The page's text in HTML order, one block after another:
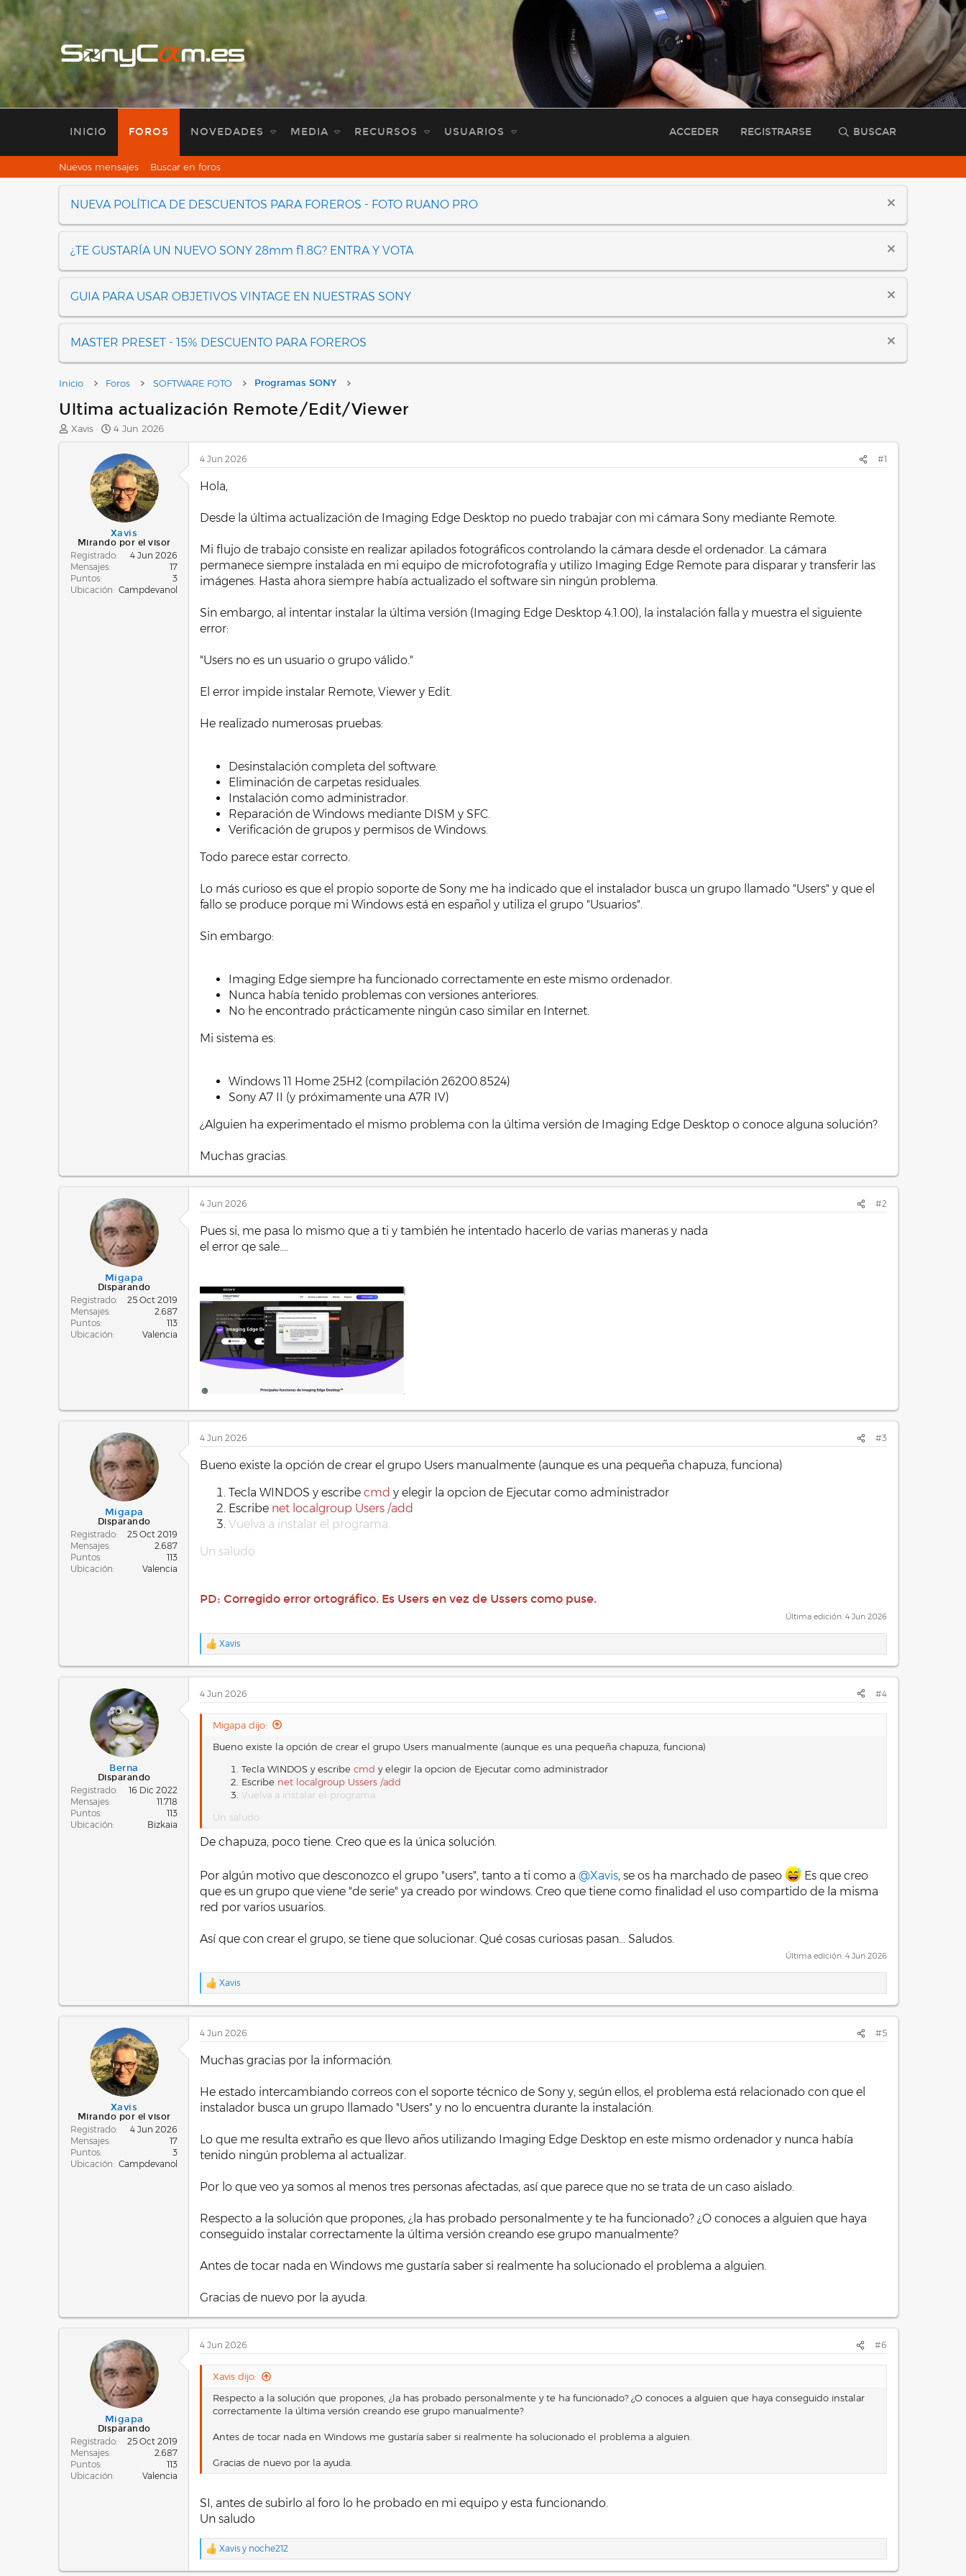
INICIO FOROS NOVEDADES MEDIA RECURSOS USUARIOS ACCEDER REGISTRARSE BUSCAR
Nuevos mensajes Buscar en foros
NUEVA POLÍTICA DE DESCUENTOS PARA FOREROS - FOTO RUANO PRO
¿TE GUSTARÍA UN NUEVO SONY 28mm f1.8G? ENTRA Y VOTA
GUIA PARA USAR OBJETIVOS VINTAGE EN NUESTRAS SONY
MASTER PRESET - 15% DESCUENTO PARA FOREROS
Inicio Foros SOFTWARE FOTO Programas SONY
Ultima actualización Remote/Edit/Viewer
A
Xavis
F
c
h
a
d
e
i
n
i
c
4 Jun 2026
Xavis
Mirando por el visor
Registrado
4 Jun 2026
Mensajes
17
Puntos
3
Ubicación Campdevanol
4 Jun 2026 #1
Hola,
Desde la última actualización de Imaging Edge Desktop no puedo trabajar con mi cámara Sony mediante Remote.
Mi flujo de trabajo consiste en realizar apilados fotográficos controlando la cámara desde el ordenador. La cámara
permanece siempre instalada en mi equipo de microfotografía y utilizo Imaging Edge Remote para disparar y transferir las
imágenes. Hasta ahora siempre había actualizado el software sin ningún problema.
Sin embargo, al intentar instalar la última versión (Imaging Edge Desktop 4.1.00), la instalación falla y muestra el siguiente
error:
"Users no es un usuario o grupo válido."
El error impide instalar Remote, Viewer y Edit.
He realizado numerosas pruebas:
Desinstalación completa del software.
Eliminación de carpetas residuales.
Instalación como administrador.
Reparación de Windows mediante DISM y SFC.
Verificación de grupos y permisos de Windows.
Todo parece estar correcto.
Lo más curioso es que el propio soporte de Sony me ha indicado que el instalador busca un grupo llamado "Users" y que el
fallo se produce porque mi Windows está en español y utiliza el grupo "Usuarios".
Sin embargo:
Imaging Edge siempre ha funcionado correctamente en este mismo ordenador.
Nunca había tenido problemas con versiones anteriores.
No he encontrado prácticamente ningún caso similar en Internet.
Mi sistema es:
Windows 11 Home 25H2 (compilación 26200.8524)
Sony A7 II (y próximamente una A7R IV)
¿Alguien ha experimentado el mismo problema con la última versión de Imaging Edge Desktop o conoce alguna solución?
Muchas gracias.
Migapa
Disparando
Registrado
25 Oct 2019
Mensajes
2.687
Puntos
113
Ubicación
Valencia
4 Jun 2026 #2
Pues si, me pasa lo mismo que a ti y también he intentado hacerlo de varias maneras y nada
el error qe sale....
Migapa
Disparando
Registrado
25 Oct 2019
Mensajes
2.687
Puntos
113
Ubicación
Valencia
4 Jun 2026 #3
Bueno existe la opción de crear el grupo Users manualmente (aunque es una pequeña chapuza, funciona)
Tecla WINDOS y escribe cmd y elegir la opcion de Ejecutar como administrador
Escribe net localgroup Users /add
Vuelva a instalar el programa.
Un saludo
PD: Corregido error ortográfico. Es Users en vez de Ussers como puse.
Última edición: 4 Jun 2026
R
a
c
i
o
Xavis
Berna
Disparando
Registrado
16 Dic 2022
Mensajes
11.718
Puntos
113
Ubicación
Bizkaia
4 Jun 2026 #4
Migapa dijo:
Bueno existe la opción de crear el grupo Users manualmente (aunque es una pequeña chapuza, funciona)
Tecla WINDOS y escribe cmd y elegir la opcion de Ejecutar como administrador
Escribe net localgroup Ussers /add
Vuelva a instalar el programa.
Un saludo
De chapuza, poco tiene. Creo que es la única solución.
Por algún motivo que desconozco el grupo "users", tanto a ti como a @Xavis, se os ha marchado de paseo
Es que creo
que es un grupo que viene "de serie" ya creado por windows. Creo que tiene como finalidad el uso compartido de la misma
red por varios usuarios.
Así que con crear el grupo, se tiene que solucionar. Qué cosas curiosas pasan... Saludos.
Última edición: 4 Jun 2026
R
c
i
o
s
Xavis
Xavis
Mirando por el visor
Registrado
4 Jun 2026
Mensajes
17
Puntos
3
Ubicación Campdevanol
4 Jun 2026 #5
Muchas gracias por la información.
He estado intercambiando correos con el soporte técnico de Sony y, según ellos, el problema está relacionado con que el
instalador busca un grupo llamado "Users" y no lo encuentra durante la instalación.
Lo que me resulta extraño es que llevo años utilizando Imaging Edge Desktop en este mismo ordenador y nunca había
tenido ningún problema al actualizar.
Por lo que veo ya somos al menos tres personas afectadas, así que parece que no se trata de un caso aislado.
Respecto a la solución que propones, ¿la has probado personalmente y te ha funcionado? ¿O conoces a alguien que haya
conseguido instalar correctamente la última versión creando ese grupo manualmente?
Antes de tocar nada en Windows me gustaría saber si realmente ha solucionado el problema a alguien.
Gracias de nuevo por la ayuda.
Migapa
Disparando
Registrado
25 Oct 2019
Mensajes
2.687
Puntos
113
Ubicación
Valencia
4 Jun 2026 #6
Xavis dijo:
Respecto a la solución que propones, ¿la has probado personalmente y te ha funcionado? ¿O conoces a alguien que haya conseguido instalar
correctamente la última versión creando ese grupo manualmente?
Antes de tocar nada en Windows me gustaría saber si realmente ha solucionado el problema a alguien.
Gracias de nuevo por la ayuda.
SI, antes de subirlo al foro lo he probado en mi equipo y esta funcionando.
Un saludo
R
Xavis y noche212